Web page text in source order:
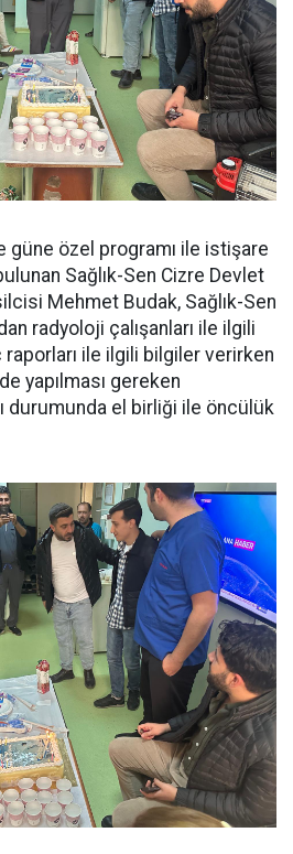
güne özel programı ile istişare
Sağlık-Sen Cizre Devlet
Mehmet Budak, Sağlık-Sen
radyoloji çalışanları ile ilgili
raporları ile ilgili bilgiler verirken
yapılması gereken
durumunda el birliği ile öncülük